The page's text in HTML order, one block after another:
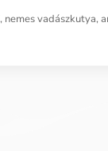
nemes vadászkutya,